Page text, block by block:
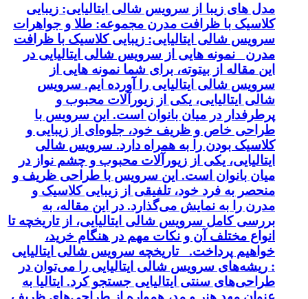
مدل های زیبا از سرویس شالی ایتالیایی: زیبایی
کلاسیک با ظرافت مدرن مجموعه: طلا و جواهرات
سرویس شالی ایتالیایی: زیبایی کلاسیک با ظرافت
مدرن نمونه هایی از سرویس شالی ایتالیایی در
این مقاله از بیتوته، برای شما نمونه هایی از
سرویس شالی ایتالیایی را آورده ایم. سرویس
شالی ایتالیایی، یکی از زیورآلات محبوب و
پرطرفدار در میان بانوان است. این سرویس با
طراحی خاص و ظریف خود، جلوه‌ای از زیبایی و
کلاسیک بودن را به همراه دارد. سرویس شالی
ایتالیایی، یکی از زیورآلات محبوب و چشم نواز در
میان بانوان است. این سرویس با طراحی ظریف و
منحصر به فرد خود، تلفیقی از زیبایی کلاسیک و
مدرن را به نمایش می‌گذارد. در این مقاله، به
بررسی کامل سرویس شالی ایتالیایی، از تاریخچه تا
انواع مختلف آن و نکات مهم در هنگام خرید،
خواهیم پرداخت. تاریخچه سرویس شالی ایتالیایی
: ریشه‌های سرویس شالی ایتالیایی را می‌توان در
طراحی‌های سنتی ایتالیایی جستجو کرد. ایتالیا به